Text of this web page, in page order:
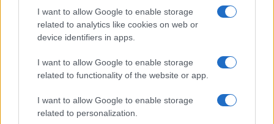
I want to allow Google to enable storage
related to analytics like cookies on web or
device identifiers in apps.
I want to allow Google to enable storage
related to functionality of the website or app.
I want to allow Google to enable storage
related to personalization.
Quando il gioco di squadra insegna a vivere: calcio, storia e
valore educativo
Francesca Lombardi · 27 Lug 2026